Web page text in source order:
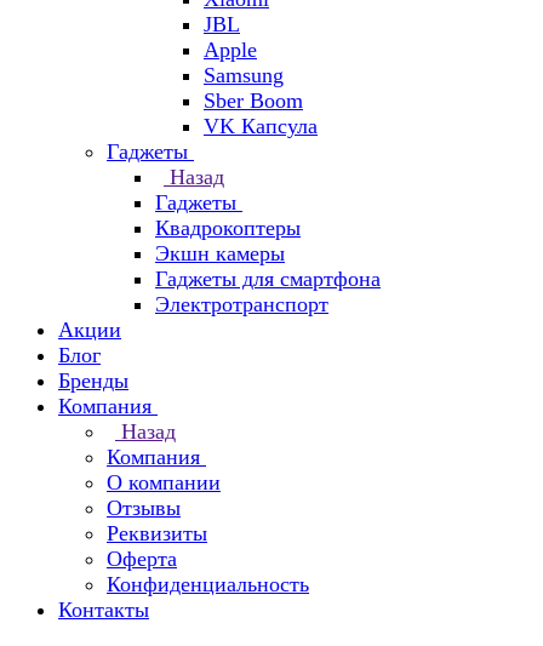
JBL
Apple
Samsung
Sber Boom
VK Капсула
Гаджеты
Назад
Гаджеты
Квадрокоптеры
Экшн камеры
Гаджеты для смартфона
Электротранспорт
Акции
Блог
Бренды
Компания
Назад
Компания
О компании
Отзывы
Реквизиты
Оферта
Конфиденциальность
Контакты